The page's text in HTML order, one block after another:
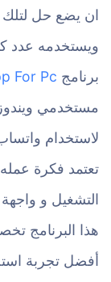
ان يضع حل لتلك
ويستخدمه عدد
برنامج For Pc
لاستخدام
تعتمد فكرة
التشغيل و
هذا البرنامج
أفضل تجربة